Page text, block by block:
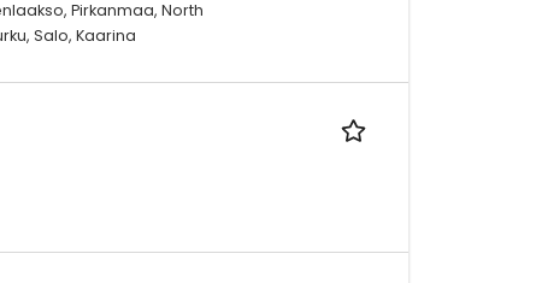
Pirkanmaa, North
Salo, Kaarina